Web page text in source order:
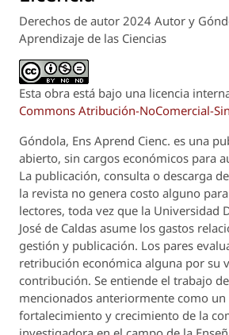
Derechos de autor 2024 Autor y
Aprendizaje de las Ciencias
Esta obra está bajo una licencia
Commons Atribución-NoComercial-
Góndola, Ens Aprend Cienc. es una
abierto, sin cargos económicos para
La publicación, consulta o descarga
la revista no genera costo alguno
lectores, toda vez que la Universidad
José de Caldas asume los gastos
gestión y publicación. Los pares
retribución económica alguna por su
contribución. Se entiende el trabajo
mencionados anteriormente como un
fortalecimiento y crecimiento de la